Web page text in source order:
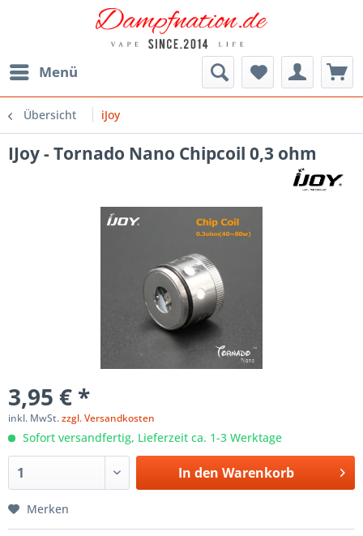
Menü
Übersicht iJoy
IJoy - Tornado Nano Chipcoil 0,3 ohm
3,95 € *
inkl. MwSt.zzgl. Versandkosten
Sofort versandfertig, Lieferzeit ca. 1-3 Werktage
In den Warenkorb
Merken